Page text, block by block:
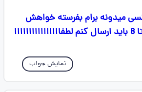
14 رو کسی میدونه برام بفرسته خواهش
نمایش جواب